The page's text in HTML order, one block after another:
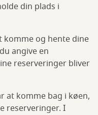
din plads i
komme og hente dine
angive en
reserveringer bliver
at komme bag i køen,
reserveringer. I